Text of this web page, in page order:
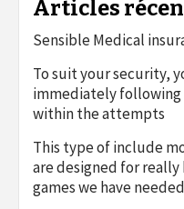
Articles
Sensible Medical
To suit your security,
immediately following
within the attempts
This type of include
are designed for
games we have needed